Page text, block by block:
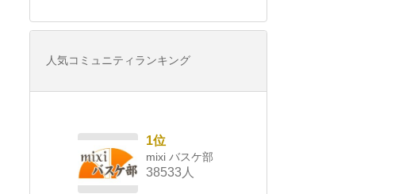
人気コミュニティランキング
1位
mixi バスケ部
38533人